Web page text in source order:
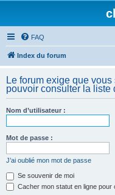
FAQ
Index du forum
Le forum exige que
pouvoir consulter la liste
Nom d’utilisateur :
Mot de passe :
J’ai oublié mon mot de passe
Se souvenir de moi
Cacher mon statut en ligne pour